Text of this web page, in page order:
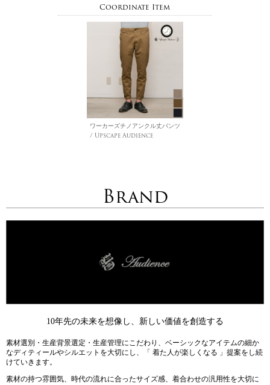
Coordinate Item
ワーカーズチノアンクル丈パンツ
/ Upscape Audience
Brand
10年先の未来を想像し、新しい価値を創造する
素材選別・生産背景選定・生産管理にこだわり、ベーシックなアイテムの細か
なディティールやシルエットを大切にし、「 着た人が楽しくなる 」提案をし続
けていきます。
素材の持つ雰囲気、時代の流れに合ったサイズ感、着合わせの汎用性を大切に